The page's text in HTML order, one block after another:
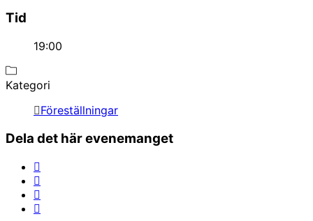
Tid
19:00
Kategori
Föreställningar
Dela det här evenemanget